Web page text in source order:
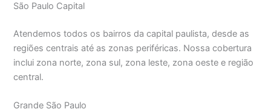
São Paulo Capital
Atendemos todos os bairros da capital paulista, desde as
regiões centrais até as zonas periféricas. Nossa cobertura
inclui zona norte, zona sul, zona leste, zona oeste e região
central.
Grande São Paulo